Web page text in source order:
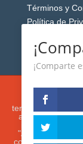
Términos y
Política de
Esta web usa
terceros) para
anuncios que le
intereses,
"Aceptar" o
configurar o
¡Comparte